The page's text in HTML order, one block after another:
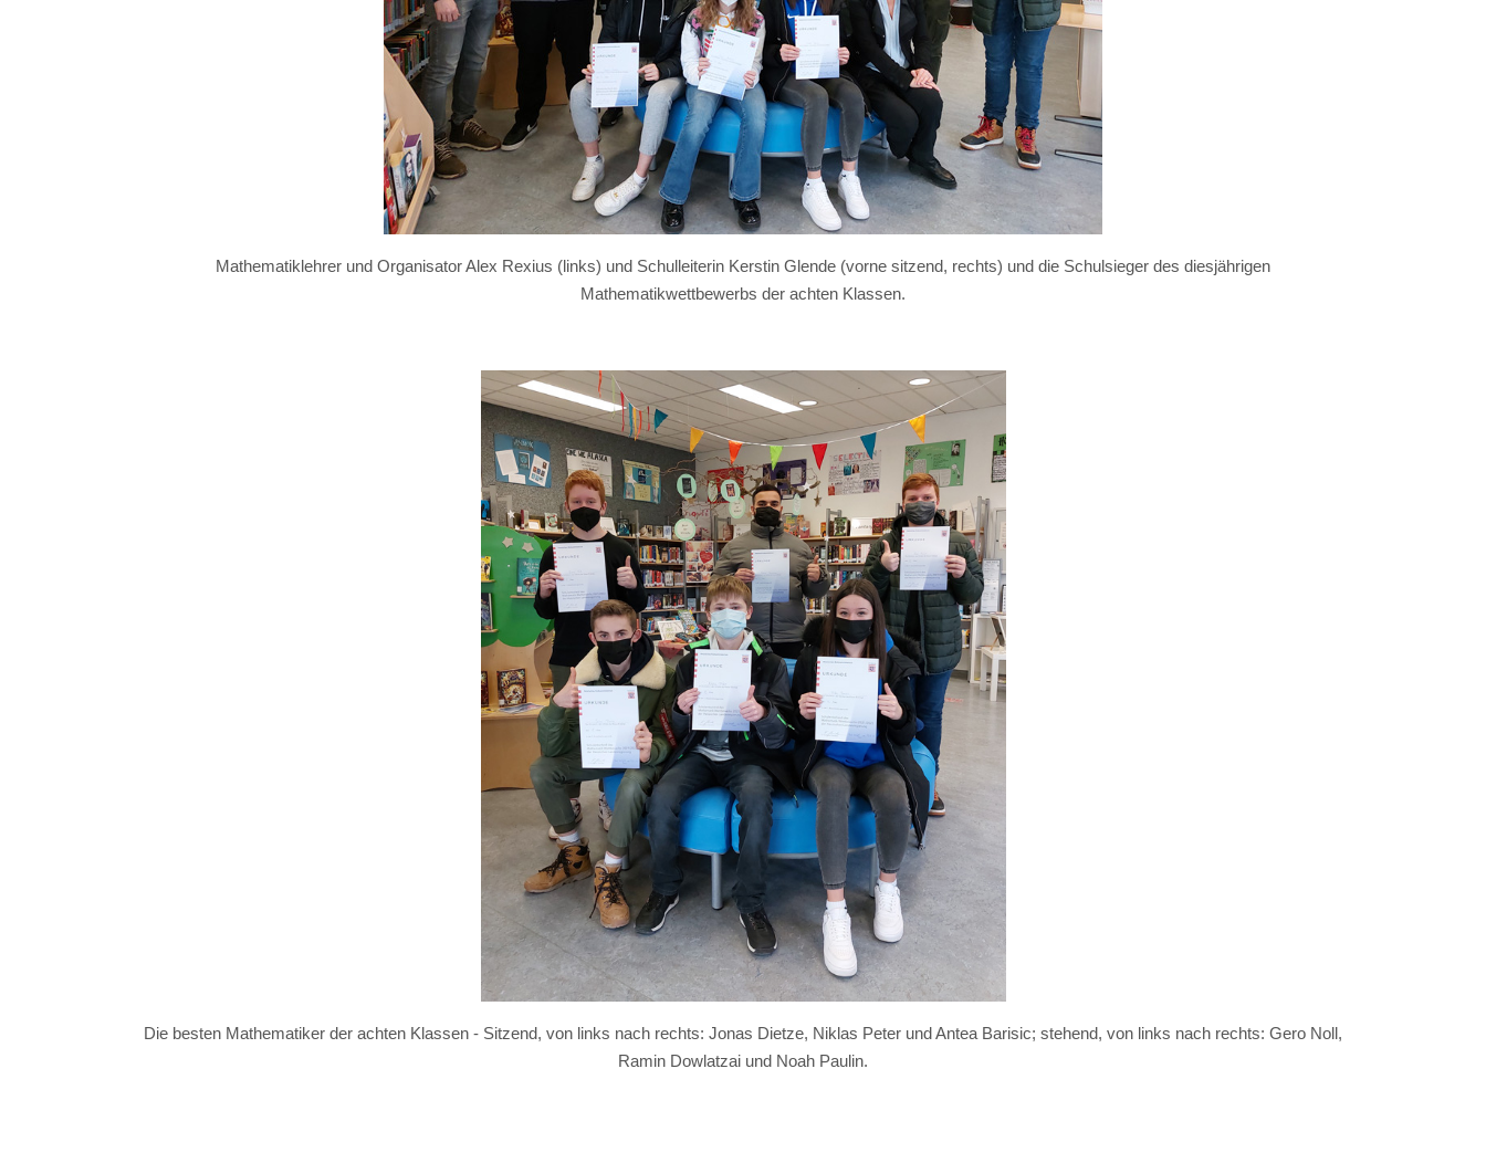
Mathematiklehrer und Organisator Alex Rexius (links) und Schulleiterin Kerstin Glende (vorne sitzend, rechts) und die Schulsieger des diesjährigen
Mathematikwettbewerbs der achten Klassen.
Die besten Mathematiker der achten Klassen - Sitzend, von links nach rechts: Jonas Dietze, Niklas Peter und Antea Barisic; stehend, von links nach rechts: Gero Noll,
Ramin Dowlatzai und Noah Paulin.